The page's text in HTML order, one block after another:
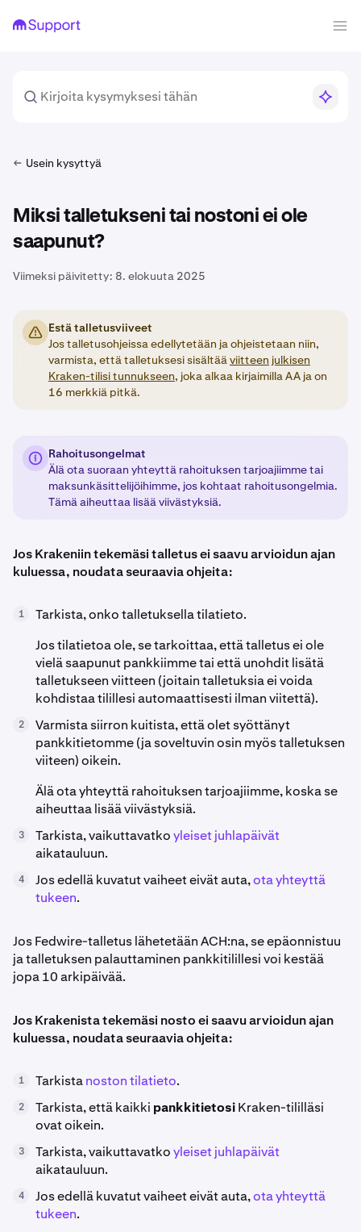
Usein kysyttyä
Miksi talletukseni tai nostoni ei ole
saapunut?
Viimeksi päivitetty: 8. elokuuta 2025
Estä talletusviiveet
Jos talletusohjeissa edellytetään ja ohjeistetaan niin,
varmista, että talletuksesi sisältääviitteen julkisen
Kraken-tilisi tunnukseen, joka alkaa kirjaimilla AA ja on
16 merkkiä pitkä.
Rahoitusongelmat
Älä ota suoraan yhteyttä rahoituksen tarjoajiimme tai
maksunkäsittelijöihimme, jos kohtaat rahoitusongelmia.
Tämä aiheuttaa lisää viivästyksiä.
Jos Krakeniin tekemäsi talletus ei saavu arvioidun ajan
kuluessa, noudata seuraavia ohjeita:
1
Tarkista, onko talletuksella tilatieto.
Jos tilatietoa ole, se tarkoittaa, että talletus ei ole
vielä saapunut pankkiimme tai että unohdit lisätä
talletukseen viitteen (joitain talletuksia ei voida
kohdistaa tilillesi automaattisesti ilman viitettä).
2
Varmista siirron kuitista, että olet syöttänyt
pankkitietomme (ja soveltuvin osin myös talletuksen
viiteen) oikein.
Älä ota yhteyttä rahoituksen tarjoajiimme, koska se
aiheuttaa lisää viivästyksiä.
3 Tarkista, vaikuttavatkoyleiset juhlapäivät
aikatauluun.
4 Jos edellä kuvatut vaiheet eivät auta,ota yhteyttä
tukeen.
Jos Fedwire-talletus lähetetään ACH:na, se epäonnistuu
ja talletuksen palauttaminen pankkitilillesi voi kestää
jopa 10 arkipäivää.
Jos Krakenista tekemäsi nosto ei saavu arvioidun ajan
kuluessa, noudata seuraavia ohjeita:
1 Tarkistanoston tilatieto.
2 Tarkista, että kaikki pankkitietosiKraken-tililläsi
ovat oikein.
3 Tarkista, vaikuttavatkoyleiset juhlapäivät
aikatauluun.
4 Jos edellä kuvatut vaiheet eivät auta,ota yhteyttä
tukeen.